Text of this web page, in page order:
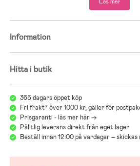
Information
Hitta i butik
365 dagars öppet köp
Fri frakt* över 1000 kr, gäller för
Prisgaranti - läs mer här ->
Pålitlig leverans direkt från eget lager
Beställ innan 12:00 på vardagar – skickas